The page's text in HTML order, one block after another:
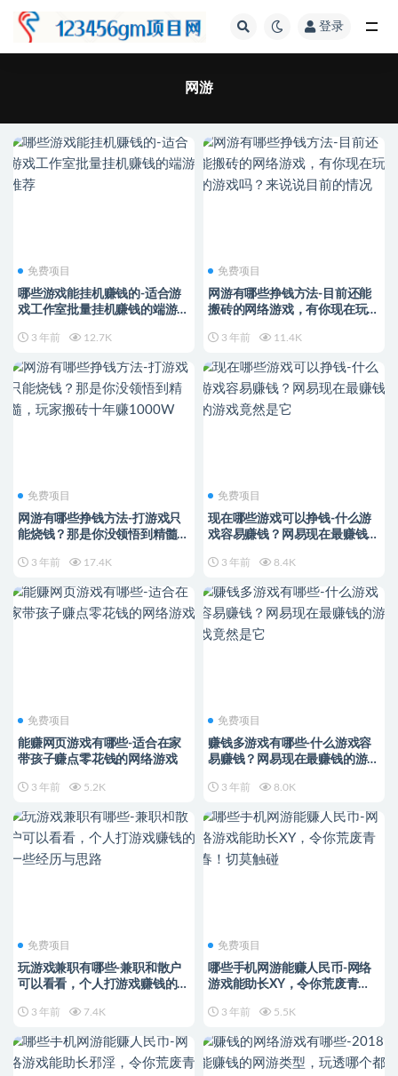
登录
网游
免费项目
哪些游戏能挂机赚钱的-适合游
戏工作室批量挂机赚钱的端游推
3 年前 12.7K
免费项目
网游有哪些挣钱方法-目前还能
搬砖的网络游戏，有你现在玩的
3 年前 11.4K
免费项目
网游有哪些挣钱方法-打游戏只
能烧钱？那是你没领悟到精髓，
3 年前 17.4K
免费项目
现在哪些游戏可以挣钱-什么游
戏容易赚钱？网易现在最赚钱的
3 年前 8.4K
免费项目
能赚网页游戏有哪些-适合在家
带孩子赚点零花钱的网络游戏
3 年前 5.2K
免费项目
赚钱多游戏有哪些-什么游戏容
易赚钱？网易现在最赚钱的游戏
3 年前 8.0K
免费项目
玩游戏兼职有哪些-兼职和散户
可以看看，个人打游戏赚钱的一
3 年前 7.4K
免费项目
哪些手机网游能赚人民币-网络
游戏能助长XY，令你荒废青
3 年前 5.5K